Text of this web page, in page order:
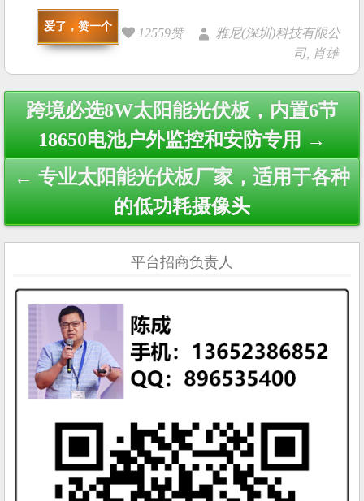
爱了，赞一个 12559赞
雅尼(深圳)科技有限公
司, 肖雄
Post
navigation
跨境必选8W太阳能光伏板，内置6节
18650电池户外监控和安防专用 →
← 专业太阳能光伏板厂家，适用于各种
的低功耗摄像头
平台招商负责人